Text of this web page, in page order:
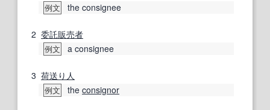
例文 the consignee
2 委託販売者
例文 a consignee
3 荷送り人
例文 the consignor